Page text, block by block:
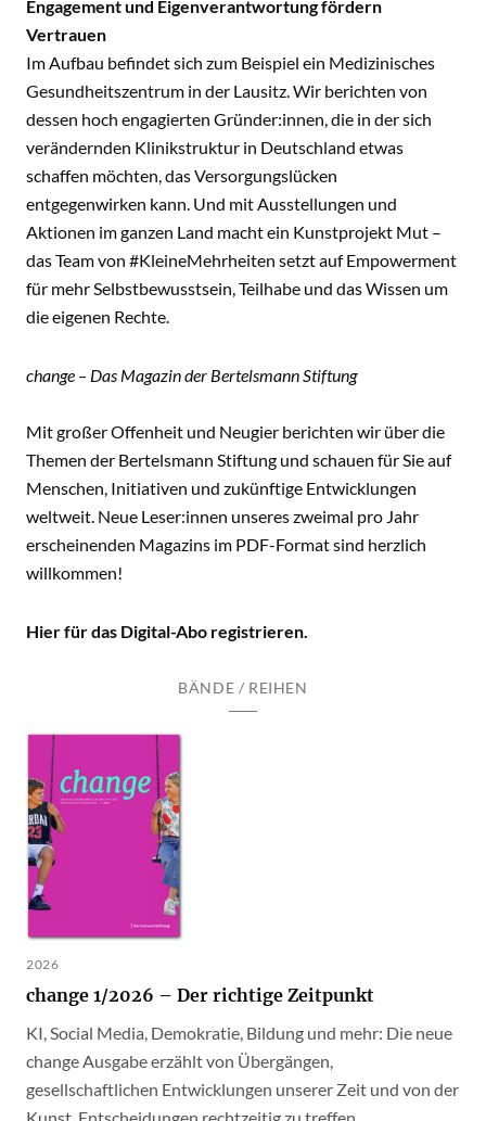
Engagement und Eigenverantwortung fördern
Vertrauen
Im Aufbau befindet sich zum Beispiel ein Medizinisches
Gesundheitszentrum in der Lausitz. Wir berichten von
dessen hoch engagierten Gründer:innen, die in der sich
verändernden Klinikstruktur in Deutschland etwas
schaffen möchten, das Versorgungslücken
entgegenwirken kann. Und mit Ausstellungen und
Aktionen im ganzen Land macht ein Kunstprojekt Mut –
das Team von #KleineMehrheiten setzt auf Empowerment
für mehr Selbstbewusstsein, Teilhabe und das Wissen um
die eigenen Rechte.
change – Das Magazin der Bertelsmann Stiftung
Mit großer Offenheit und Neugier berichten wir über die
Themen der Bertelsmann Stiftung und schauen für Sie auf
Menschen, Initiativen und zukünftige Entwicklungen
weltweit. Neue Leser:innen unseres zweimal pro Jahr
erscheinenden Magazins im PDF-Format sind herzlich
willkommen!
Hier für das Digital-Abo registrieren.
BÄNDE / REIHEN
2026
change 1/2026 – Der richtige Zeitpunkt
KI, Social Media, Demokratie, Bildung und mehr: Die neue
change Ausgabe erzählt von Übergängen,
gesellschaftlichen Entwicklungen unserer Zeit und von der